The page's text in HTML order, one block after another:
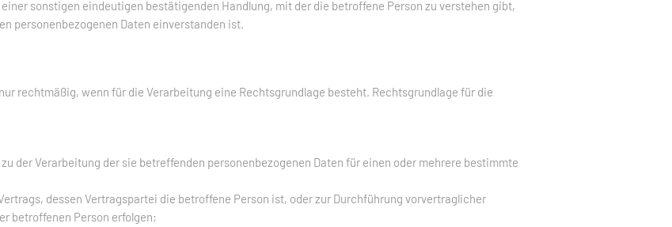
sonstigen eindeutigen bestätigenden Handlung, mit der die betroffene Person zu verstehen gibt,
personenbezogenen Daten einverstanden ist.
rechtmäßig, wenn für die Verarbeitung eine Rechtsgrundlage besteht. Rechtsgrundlage für die
der Verarbeitung der sie betreffenden personenbezogenen Daten für einen oder mehrere bestimmte
dessen Vertragspartei die betroffene Person ist, oder zur Durchführung vorvertraglicher
betroffenen Person erfolgen;